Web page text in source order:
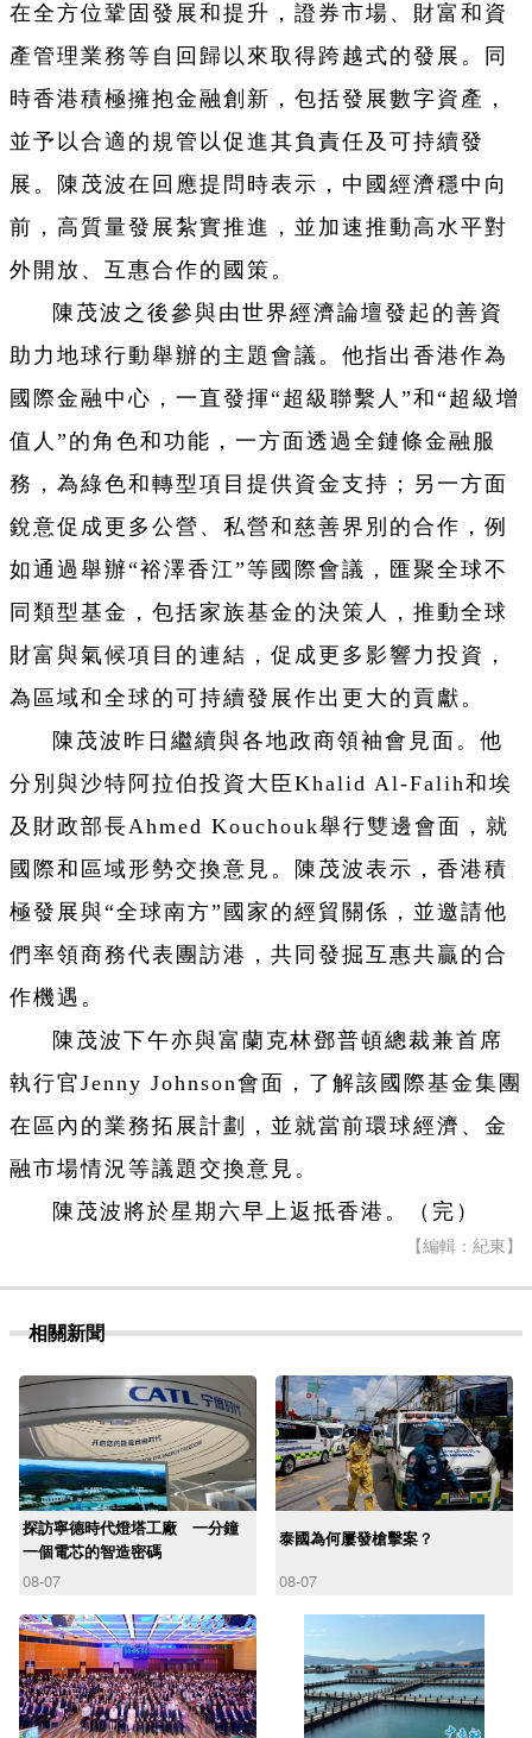
在全方位鞏固發展和提升，證券市場、財富和資
產管理業務等自回歸以來取得跨越式的發展。同
時香港積極擁抱金融創新，包括發展數字資產，
並予以合適的規管以促進其負責任及可持續發
展。陳茂波在回應提問時表示，中國經濟穩中向
前，高質量發展紮實推進，並加速推動高水平對
外開放、互惠合作的國策。
陳茂波之後參與由世界經濟論壇發起的善資
助力地球行動舉辦的主題會議。他指出香港作為
國際金融中心，一直發揮“超級聯繫人”和“超級增
值人”的角色和功能，一方面透過全鏈條金融服
務，為綠色和轉型項目提供資金支持；另一方面
銳意促成更多公營、私營和慈善界別的合作，例
如通過舉辦“裕澤香江”等國際會議，匯聚全球不
同類型基金，包括家族基金的決策人，推動全球
財富與氣候項目的連結，促成更多影響力投資，
為區域和全球的可持續發展作出更大的貢獻。
陳茂波昨日繼續與各地政商領袖會見面。他
分別與沙特阿拉伯投資大臣Khalid Al-Falih和埃
及財政部長Ahmed Kouchouk舉行雙邊會面，就
國際和區域形勢交換意見。陳茂波表示，香港積
極發展與“全球南方”國家的經貿關係，並邀請他
們率領商務代表團訪港，共同發掘互惠共贏的合
作機遇。
陳茂波下午亦與富蘭克林鄧普頓總裁兼首席
執行官Jenny Johnson會面，了解該國際基金集團
在區內的業務拓展計劃，並就當前環球經濟、金
融市場情況等議題交換意見。
陳茂波將於星期六早上返抵香港。（完）
【編輯：紀東】
相關新聞
探訪寧德時代燈塔工廠 一分鐘
一個電芯的智造密碼
08-07
泰國為何屢發槍擊案？
08-07